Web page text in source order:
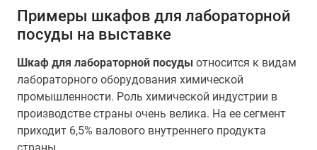
Примеры шкафов для лабораторной
посуды на выставке
Шкаф для лабораторной посуды относится к видам
лабораторного оборудования химической
промышленности. Роль химической индустрии в
производстве страны очень велика. На ее сегмент
приходит 6,5% валового внутреннего продукта